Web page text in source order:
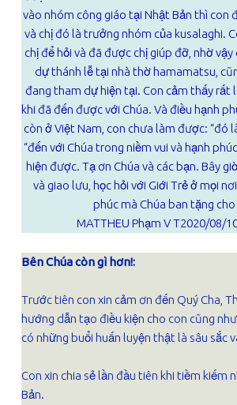
vào nhóm công giáo tại Nhật Bản thì con
và chị đó là trưởng nhóm của kusalaghi.
chị để hỏi và đã được chị giúp đỡ, nhờ
dự thánh lễ tại nhà thờ hamamatsu,
đang tham dự hiện tại. Con cảm thấy rất
khi đã đến được với Chúa. Và điều hạnh
còn ở Việt Nam, con chưa làm được: “đó
“đến với Chúa trong niềm vui và hạnh
hiện được. Tạ ơn Chúa và các bạn. Bây
và giao lưu, học hỏi với Giới Trẻ ở mọi
phúc mà Chúa ban tặng
MATTHEU Phạm V T2020/08/
Bên Chúa còn gì hơn!:
Trước tiên con xin cảm ơn đến Quý Cha,
hướng dẫn tạo điều kiện cho con cũng
có những buổi huấn luyện thật là sâu sắc
Con xin chia sẻ lần đầu tiên khi tiềm kiếm
Bản.